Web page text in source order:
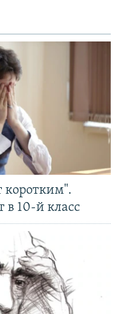
коротким".
в 10-й класс